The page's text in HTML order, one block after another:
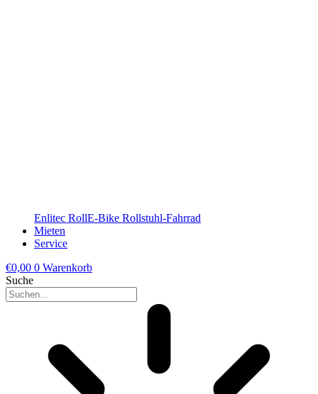
Enlitec RollE-Bike Rollstuhl-Fahrrad
Mieten
Service
€0,00 0 Warenkorb
Suche